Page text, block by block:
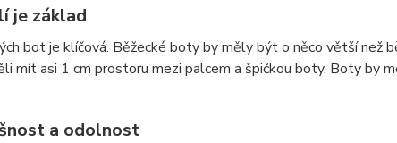
je základ
bot je klíčová. Běžecké boty by měly být o něco větší než
mít asi 1 cm prostoru mezi palcem a špičkou boty. Boty by
a odolnost